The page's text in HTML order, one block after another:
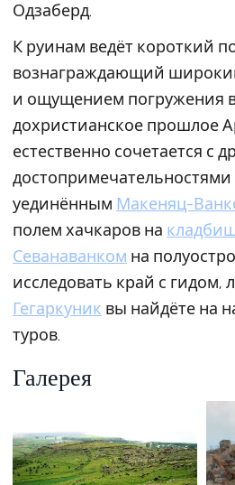
Одзаберд.
К руинам ведёт короткий
вознаграждающий
и ощущением погружения в
дохристианское прошлое
естественно сочетается с
уединённым Макеняц-
полем хачкаров на
Севанаванком на
исследовать край с гидом,
Гегаркуник вы найдёте на
туров.
Галерея